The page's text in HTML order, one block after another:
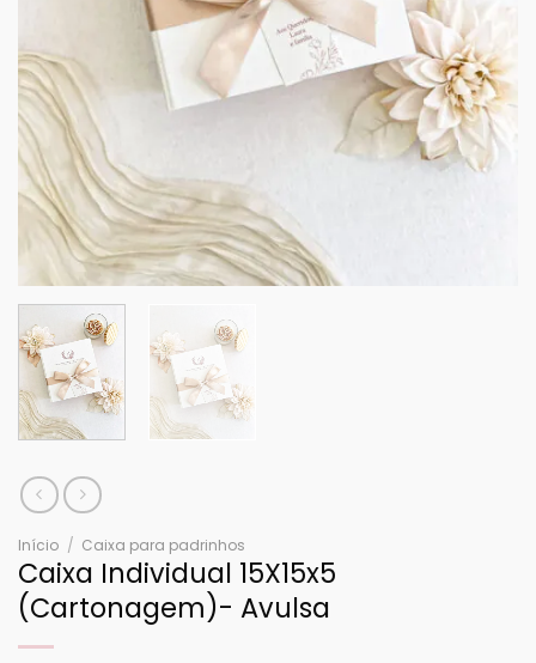
Início / Caixa para padrinhos
Caixa Individual 15X15x5
(Cartonagem)- Avulsa